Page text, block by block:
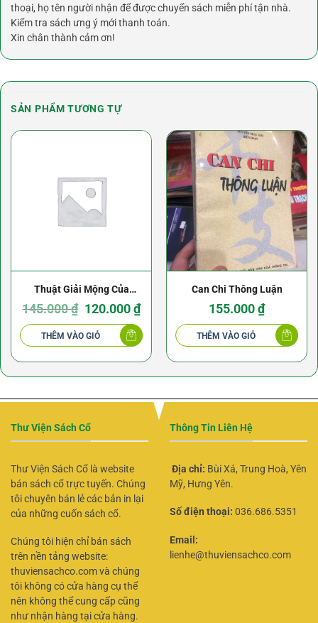
thoại, họ tên người nhận để được chuyển sách miễn phí tận nhà.
Kiểm tra sách ưng ý mới thanh toán.
Xin chân thành cảm ơn!
SẢN PHẨM TƯƠNG TỰ
Thuật Giải Mộng Của
Người Xưa
145.000₫ Giá
gốc
145.000 ₫.
120.000₫Giá
hiện
là:
120.000 ₫.
THÊM VÀO GIỎ
Can Chi Thông Luận
155.000₫
THÊM VÀO GIỎ
Thư Viện Sách Cổ
Thư Viện Sách Cổ là website
bán sách cổ trực tuyến. Chúng
tôi chuyên bán lẻ các bản in lại
của những cuốn sách cổ.
Chúng tôi hiện chỉ bán sách
trên nền tảng website:
thuviensachco.com và chúng
tôi không có cửa hàng cụ thể
nên không thể cung cấp cũng
như nhận hàng tại cửa hàng.
Thông Tin Liên Hệ
Địa chỉ: Bùi Xá, Trung Hoà, Yên
Mỹ, Hưng Yên.
Số điện thoại: 036.686.5351
Email:
lienhe@thuviensachco.com